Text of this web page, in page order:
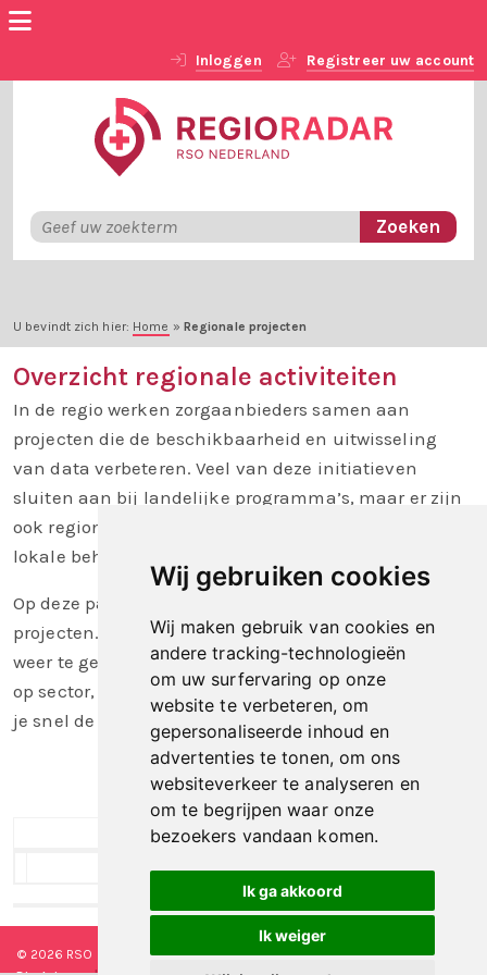
Wij gebruiken cookies
Wij maken gebruik van cookies en
andere tracking-technologieën
om uw surfervaring op onze
website te verbeteren, om
gepersonaliseerde inhoud en
advertenties te tonen, om ons
websiteverkeer te analyseren en
om te begrijpen waar onze
bezoekers vandaan komen.
Ik ga akkoord
Ik weiger
Inloggen Registreer uw account
U bevindt zich hier: Home » Regionale projecten
Overzicht regionale activiteiten
In de regio werken zorgaanbieders samen aan
projecten die de beschikbaarheid en uitwisseling
van data verbeteren. Veel van deze initiatieven
sluiten aan bij landelijke programma’s, maar er zijn
ook regionale projecten die specifiek inspelen op
lokale behoeften.
Op deze pagina vind je een overzicht van regionale
projecten. Gebruik het filter om de projecten per RSO
weer te geven. Hiermee kun je ook eenvoudig zoeken
op sector, zorgaanbieders of zorgkantoorregio, zodat
je snel de activiteiten vindt die voor jou relevant zijn.
Toon 3
© 2026 RSO Nederland | Versie#1.2.2 | Algemene voorwaarden